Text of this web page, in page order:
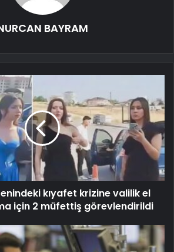
BAYRAM
kıyafet krizine valilik el
için 2 müfettiş görevlendirildi